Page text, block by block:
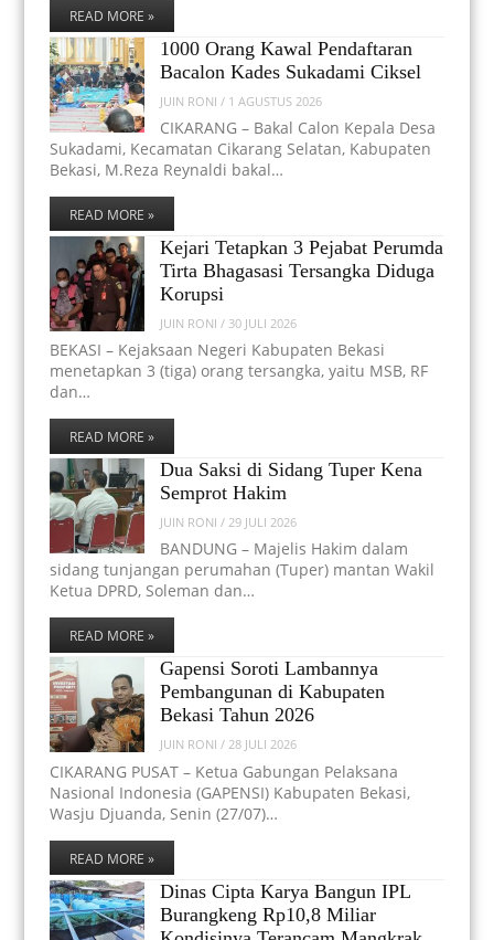
READ MORE »
1000 Orang Kawal Pendaftaran
Bacalon Kades Sukadami Ciksel
JUIN RONI / 1 AGUSTUS 2026
CIKARANG – Bakal Calon Kepala Desa
Sukadami, Kecamatan Cikarang Selatan, Kabupaten
Bekasi, M.Reza Reynaldi bakal…
READ MORE »
Kejari Tetapkan 3 Pejabat Perumda
Tirta Bhagasasi Tersangka Diduga
Korupsi
JUIN RONI / 30 JULI 2026
BEKASI – Kejaksaan Negeri Kabupaten Bekasi
menetapkan 3 (tiga) orang tersangka, yaitu MSB, RF
dan…
READ MORE »
Dua Saksi di Sidang Tuper Kena
Semprot Hakim
JUIN RONI / 29 JULI 2026
BANDUNG – Majelis Hakim dalam
sidang tunjangan perumahan (Tuper) mantan Wakil
Ketua DPRD, Soleman dan…
READ MORE »
Gapensi Soroti Lambannya
Pembangunan di Kabupaten
Bekasi Tahun 2026
JUIN RONI /28 JULI 2026
CIKARANG PUSAT – Ketua Gabungan Pelaksana
Nasional Indonesia (GAPENSI) Kabupaten Bekasi,
Wasju Djuanda, Senin (27/07)…
READ MORE »
Dinas Cipta Karya Bangun IPL
Burangkeng Rp10,8 Miliar